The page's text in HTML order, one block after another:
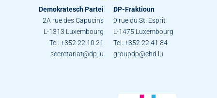
Demokratesch Partei
2A rue des Capucins
L-1313 Luxembourg
Tel: +352 22 10 21
secretariat@dp.lu
DP-Fraktioun
9 rue du St. Esprit
L-1475 Luxembourg
Tel: +352 22 41 84
groupdp@chd.lu